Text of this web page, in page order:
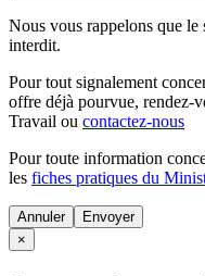
Nous vous rappelons que le
interdit.
Pour tout signalement
offre déjà pourvue, rendez-
Travail ou contactez-nous
Pour toute information
les fiches pratiques du
Annuler
×